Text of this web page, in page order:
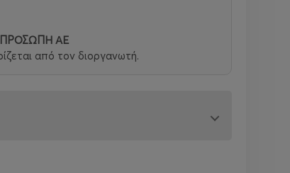
ΑΕ
από τον διοργανωτή.